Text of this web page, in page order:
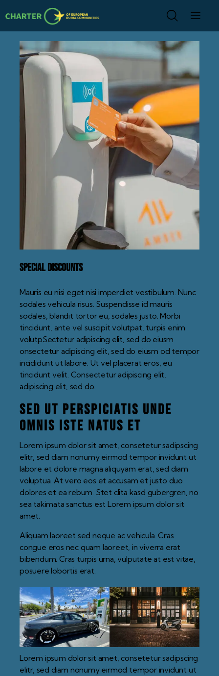
Special Discounts
Mauris eu nisi eget nisi imperdiet vestibulum. Nunc
sodales vehicula risus. Suspendisse id mauris
sodales, blandit tortor eu, sodales justo. Morbi
tincidunt, ante vel suscipit volutpat, turpis enim
volutpSectetur adipiscing elit, sed do eiusm
onsectetur adipiscing elit, sed do eiusm od tempor
incididunt ut labore. Ut vel placerat eros, eu
tincidunt velit. Consectetur adipiscing elit,
adipiscing elit, sed do.
Sed ut perspiciatis unde
omnis iste natus et
Lorem ipsum dolor sit amet, consetetur sadipscing
elitr, sed diam nonumy eirmod tempor invidunt ut
labore et dolore magna aliquyam erat, sed diam
voluptua. At vero eos et accusam et justo duo
dolores et ea rebum. Stet clita kasd gubergren, no
sea takimata sanctus est Lorem ipsum dolor sit
amet.
Aliquam laoreet sed neque ac vehicula. Cras
congue eros nec quam laoreet, in viverra erat
bibendum. Cras turpis urna, vulputate at est vitae,
posuere lobortis erat.
Lorem ipsum dolor sit amet, consetetur sadipscing
elitr, sed diam nonumy eirmod tempor invidunt ut